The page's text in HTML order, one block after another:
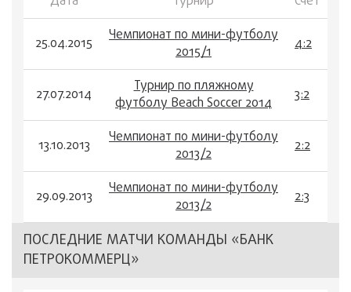
25.04.2015
Чемпионат по мини-футболу
2015/1
4:2
27.07.2014
Турнир по пляжному
футболу Beach Soccer 2014
3:2
13.10.2013
Чемпионат по мини-футболу
2013/2
2:2
29.09.2013
Чемпионат по мини-футболу
2013/2
2:3
ПОСЛЕДНИЕ МАТЧИ КОМАНДЫ «БАНК
ПЕТРОКОММЕРЦ»